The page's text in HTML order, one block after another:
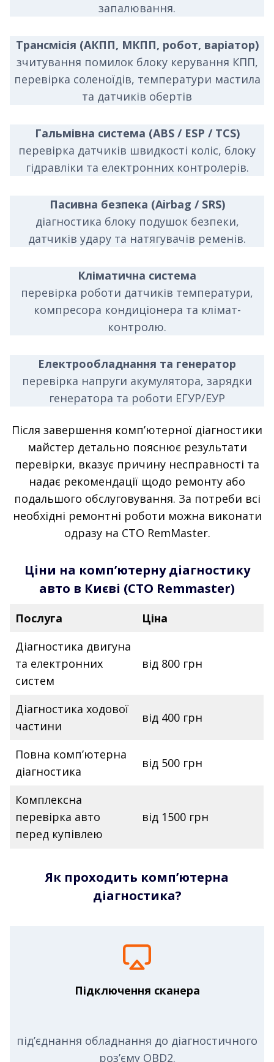
запалювання.
Трансмісія (АКПП, МКПП, робот, варіатор)
зчитування помилок блоку керування КПП,
перевірка соленоїдів, температури мастила
та датчиків обертів
Гальмівна система (ABS / ESP / TCS)
перевірка датчиків швидкості коліс, блоку
гідравліки та електронних контролерів.
Пасивна безпека (Airbag / SRS)
діагностика блоку подушок безпеки,
датчиків удару та натягувачів ременів.
Кліматична система
перевірка роботи датчиків температури,
компресора кондиціонера та клімат-
контролю.
Електрообладнання та генератор
перевірка напруги акумулятора, зарядки
генератора та роботи ЕГУР/ЕУР
Після завершення комп’ютерної діагностики
майстер детально пояснює результати
перевірки, вказує причину несправності та
надає рекомендації щодо ремонту або
подальшого обслуговування. За потреби всі
необхідні ремонтні роботи можна виконати
одразу на СТО RemMaster.
Ціни на комп’ютерну діагностику
авто в Києві (СТО Remmaster)
Послуга
Ціна
Діагностика двигуна
та електронних
систем
від 800 грн
Діагностика ходової
частини
від 400 грн
Повна комп’ютерна
діагностика
від 500 грн
Комплексна
перевірка авто
перед купівлею
від 1500 грн
Як проходить комп’ютерна
діагностика?
Підключення сканера
під’єднання обладнання до діагностичного
роз’єму OBD2.